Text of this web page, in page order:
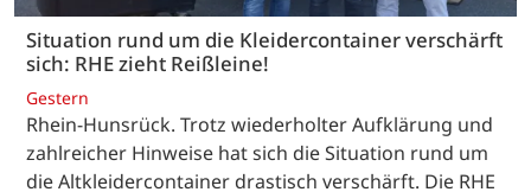
Situation rund um die Kleidercontainer verschärft
sich: RHE zieht Reißleine!
Gestern
Rhein-Hunsrück. Trotz wiederholter Aufklärung und
zahlreicher Hinweise hat sich die Situation rund um
die Altkleidercontainer drastisch verschärft. Die RHE